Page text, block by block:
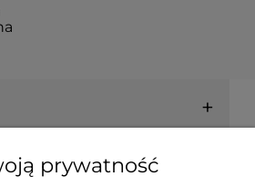
Emalieprywatność